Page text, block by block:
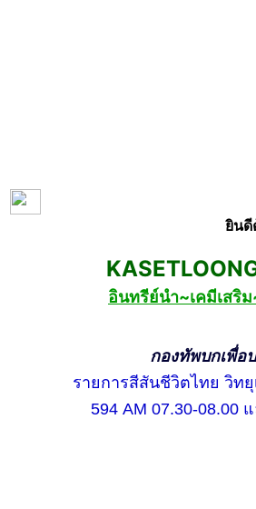
ยินดี
อินทรีย์นำ~เคมีเสริ
กองทัพบกเพื่อปร
รายการสีสันชีวิตไทย วิทยุเ
594 AM 07.30-08.00 แ